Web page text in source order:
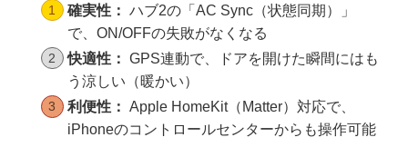
確実性： ハブ2の「AC Sync（状態同期）」
で、ON/OFFの失敗がなくなる
快適性： GPS連動で、ドアを開けた瞬間にはも
う涼しい（暖かい）
利便性： Apple HomeKit（Matter）対応で、
iPhoneのコントロールセンターからも操作可能